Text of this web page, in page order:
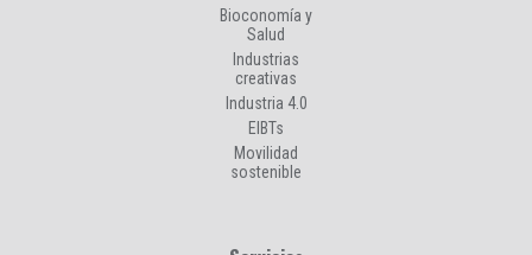
Bioconomía y
Salud
Industrias
creativas
Industria 4.0
EIBTs
Movilidad
sostenible